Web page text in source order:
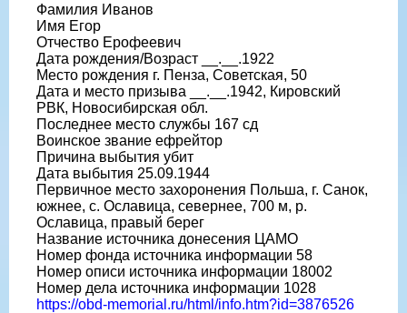
Фамилия Иванов
Имя Егор
Отчество Ерофеевич
Дата рождения/Возраст __.__.1922
Место рождения г. Пенза, Советская, 50
Дата и место призыва __.__.1942, Кировский
РВК, Новосибирская обл.
Последнее место службы 167 сд
Воинское звание ефрейтор
Причина выбытия убит
Дата выбытия 25.09.1944
Первичное место захоронения Польша, г. Санок,
южнее, с. Ославица, севернее, 700 м, р.
Ославица, правый берег
Название источника донесения ЦАМО
Номер фонда источника информации 58
Номер описи источника информации 18002
Номер дела источника информации 1028
https://obd-memorial.ru/html/info.htm?id=3876526